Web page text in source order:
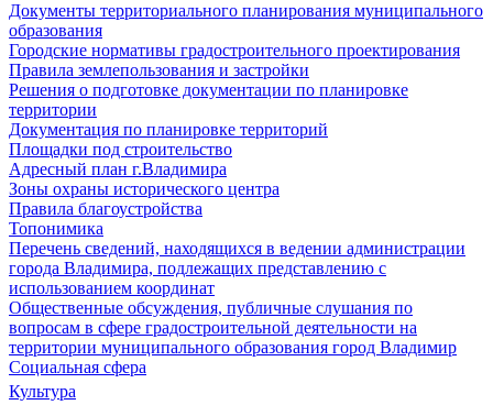
Документы территориального планирования муниципального
образования
Городские нормативы градостроительного проектирования
Правила землепользования и застройки
Решения о подготовке документации по планировке
территории
Документация по планировке территорий
Площадки под строительство
Адресный план г.Владимира
Зоны охраны исторического центра
Правила благоустройства
Топонимика
Перечень сведений, находящихся в ведении администрации
города Владимира, подлежащих представлению с
использованием координат
Общественные обсуждения, публичные слушания по
вопросам в сфере градостроительной деятельности на
территории муниципального образования город Владимир
Социальная сфера
Культура